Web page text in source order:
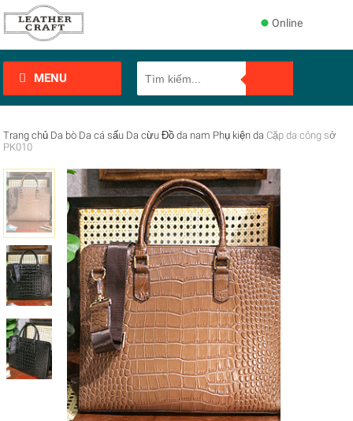
Online
MENU
Trang chủ Da bò Da cá sấu Da cừu Đồ da nam Phụ kiện da Cặp da công sở
PK010